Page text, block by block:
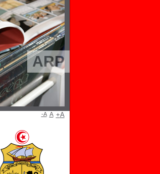
ARP
A- A A+